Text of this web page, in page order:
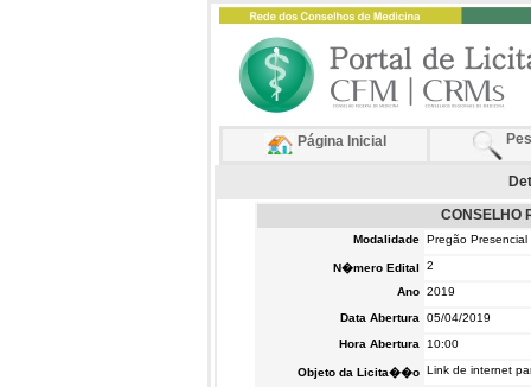
Página Inicial
CONSELHO
Modalidade Pregão Presencial
N�mero Edital
2
Ano 2019
Data Abertura
05/04/2019
Hora Abertura
10:00
Objeto da Licita��o Link de internet